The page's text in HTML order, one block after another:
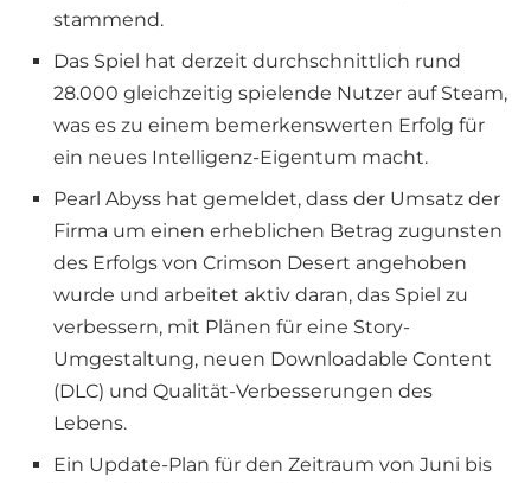
stammend.
Das Spiel hat derzeit durchschnittlich rund
28.000 gleichzeitig spielende Nutzer auf Steam,
was es zu einem bemerkenswerten Erfolg für
ein neues Intelligenz-Eigentum macht.
Pearl Abyss hat gemeldet, dass der Umsatz der
Firma um einen erheblichen Betrag zugunsten
des Erfolgs von Crimson Desert angehoben
wurde und arbeitet aktiv daran, das Spiel zu
verbessern, mit Plänen für eine Story-
Umgestaltung, neuen Downloadable Content
(DLC) und Qualität-Verbesserungen des
Lebens.
Ein Update-Plan für den Zeitraum von Juni bis